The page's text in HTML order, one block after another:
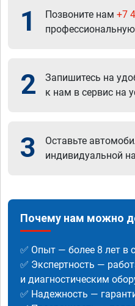
1 Позвоните нам +7
2
Запишитесь на
к нам в сервис на
3
Оставьте
индивидуальной
Почему нам можно
✅ Опыт — более 8 лет в
✅ Экспертность —
и диагностическим
✅ Надежность —